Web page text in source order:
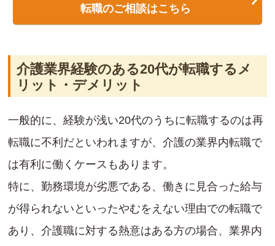
転職のご相談はこちら
介護業界経験のある20代が転職するメ
リット・デメリット
一般的に、経験が浅い20代のうちに転職するのは再
転職に不利だといわれますが、介護の業界内転職で
は有利に働くケースもあります。
特に、勤務環境が劣悪である、働きに見合った給与
が得られないといったやむをえない理由での転職で
あり、介護職に対する熱意はある方の場合、業界内